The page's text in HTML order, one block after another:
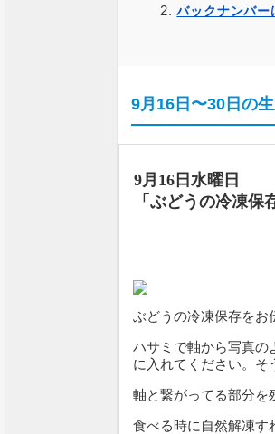
バックナンバー
9月16日〜30日の
9月16日水曜日
「ぶどうの冷凍保
ぶどうの冷凍保存をお
ハサミで軸から写真の
に入れてください。そ
軸と繋がってる部分を
食べる時に自然解凍す